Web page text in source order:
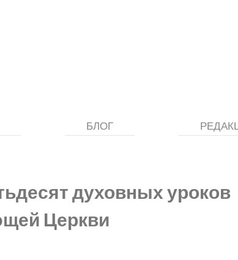
БЛОГ
духовных уроков
Церкви